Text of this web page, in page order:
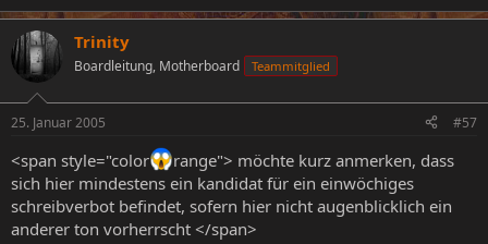
Trinity
Boardleitung, Motherboard Teammitglied
25. Januar 2005 #57
<span style="color
range"> möchte kurz anmerken, dass
sich hier mindestens ein kandidat für ein einwöchiges
schreibverbot befindet, sofern hier nicht augenblicklich ein
anderer ton vorherrscht </span>